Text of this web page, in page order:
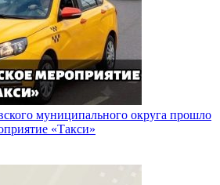
муниципального округа прошло
«Такси»